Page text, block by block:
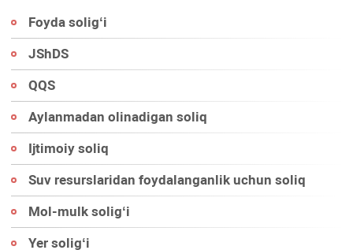
Foyda soligʻi
JShDS
QQS
Aylanmadan olinadigan soliq
Ijtimoiy soliq
Suv resurslaridan foydalanganlik uchun soliq
Mol-mulk soligʻi
Yer soligʻi